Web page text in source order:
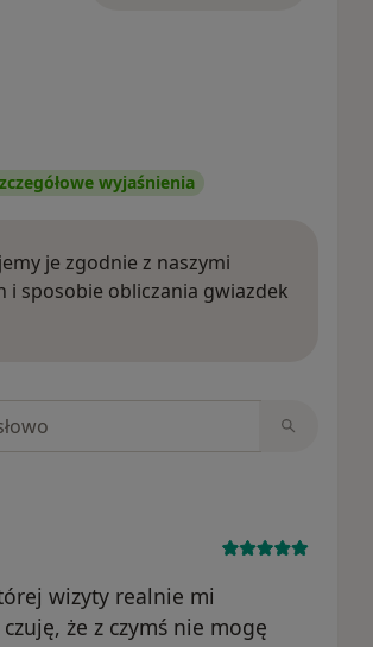
wyjaśnienia
je zgodnie z naszymi
i sposobie obliczania gwiazdek
wizyty realnie mi
że z czymś nie mogę